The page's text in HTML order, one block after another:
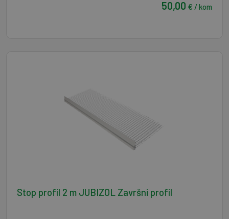
50,00 € / kom
Stop profil 2 m JUBIZOL Završni profil